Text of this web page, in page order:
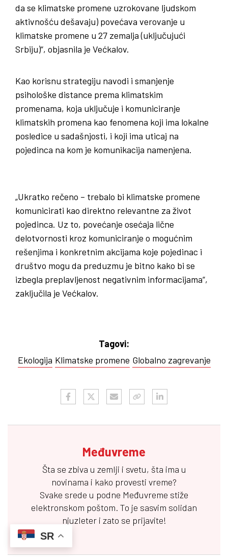
da se klimatske promene uzrokovane ljudskom
aktivnošću dešavaju) povećava verovanje u
klimatske promene u 27 zemalja (uključujući
Srbiju)“, objasnila je Većkalov.
Kao korisnu strategiju navodi i smanjenje
psihološke distance prema klimatskim
promenama, koja uključuje i komuniciranje
klimatskih promena kao fenomena koji ima lokalne
posledice u sadašnjosti, i koji ima uticaj na
pojedinca na kom je komunikacija namenjena.
„Ukratko rečeno – trebalo bi klimatske promene
komunicirati kao direktno relevantne za život
pojedinca. Uz to, povećanje osećaja lične
delotvornosti kroz komuniciranje o mogućnim
rešenjima i konkretnim akcijama koje pojedinac i
društvo mogu da preduzmu je bitno kako bi se
izbegla preplavljenost negativnim informacijama“,
zaključila je Većkalov.
Tagovi:
Ekologija Klimatske promene Globalno zagrevanje
Međuvreme
Šta se zbiva u zemlji i svetu, šta ima u
novinama i kako provesti vreme?
Svake srede u podne Međuvreme stiže
elektronskom poštom. To je sasvim solidan
njuzleter i zato se prijavite!
SR